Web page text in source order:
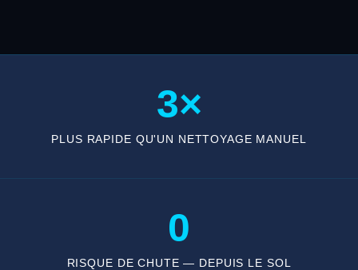
3×
PLUS RAPIDE QU'UN NETTOYAGE MANUEL
0
RISQUE DE CHUTE — DEPUIS LE SOL